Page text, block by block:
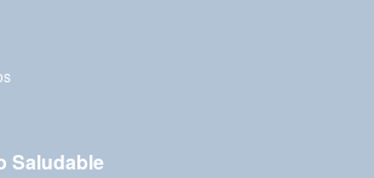
Saludable